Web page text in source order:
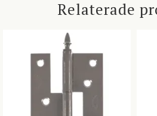
Relaterade